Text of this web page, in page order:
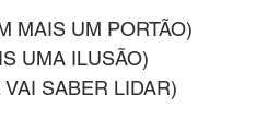
MAIS UM PORTÃO)
UMA ILUSÃO)
SABER LIDAR)